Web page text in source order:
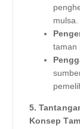
mulsa.
taman
5.
Konsep